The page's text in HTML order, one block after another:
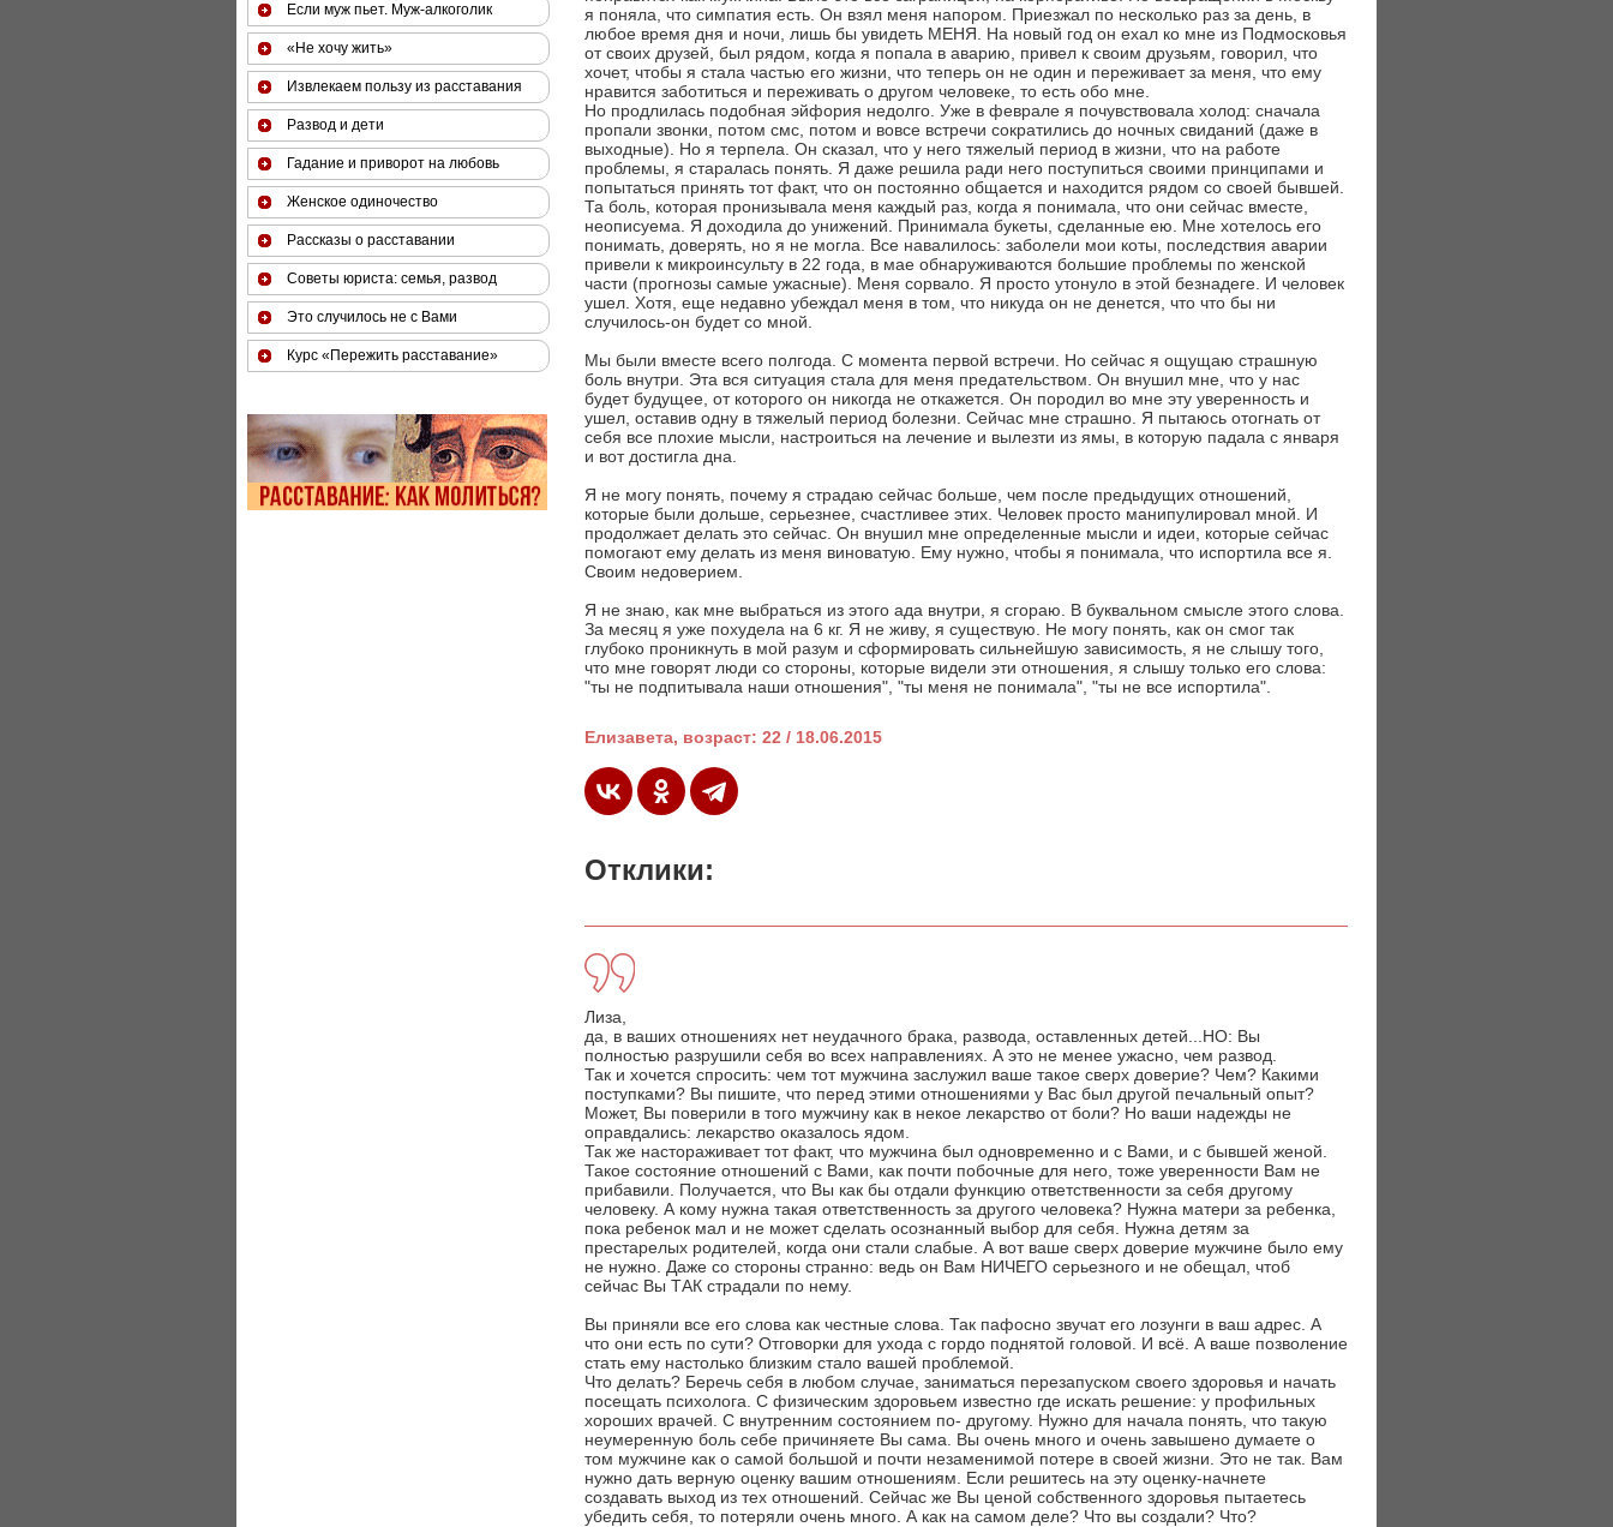
я поняла, что симпатия есть. Он взял меня напором. Приезжал по несколько раз за день, в
любое время дня и ночи, лишь бы увидеть МЕНЯ. На новый год он ехал ко мне из Подмосковья
от своих друзей, был рядом, когда я попала в аварию, привел к своим друзьям, говорил, что
хочет, чтобы я стала частью его жизни, что теперь он не один и переживает за меня, что ему
нравится заботиться и переживать о другом человеке, то есть обо мне.
Но продлилась подобная эйфория недолго. Уже в феврале я почувствовала холод: сначала
пропали звонки, потом смс, потом и вовсе встречи сократились до ночных свиданий (даже в
выходные). Но я терпела. Он сказал, что у него тяжелый период в жизни, что на работе
проблемы, я старалась понять. Я даже решила ради него поступиться своими принципами и
попытаться принять тот факт, что он постоянно общается и находится рядом со своей бывшей.
Та боль, которая пронизывала меня каждый раз, когда я понимала, что они сейчас вместе,
неописуема. Я доходила до унижений. Принимала букеты, сделанные ею. Мне хотелось его
понимать, доверять, но я не могла. Все навалилось: заболели мои коты, последствия аварии
привели к микроинсульту в 22 года, в мае обнаруживаются большие проблемы по женской
части (прогнозы самые ужасные). Меня сорвало. Я просто утонуло в этой безнадеге. И человек
ушел. Хотя, еще недавно убеждал меня в том, что никуда он не денется, что что бы ни
случилось-он будет со мной.
Мы были вместе всего полгода. С момента первой встречи. Но сейчас я ощущаю страшную
боль внутри. Эта вся ситуация стала для меня предательством. Он внушил мне, что у нас
будет будущее, от которого он никогда не откажется. Он породил во мне эту уверенность и
ушел, оставив одну в тяжелый период болезни. Сейчас мне страшно. Я пытаюсь отогнать от
себя все плохие мысли, настроиться на лечение и вылезти из ямы, в которую падала с января
и вот достигла дна.
Я не могу понять, почему я страдаю сейчас больше, чем после предыдущих отношений,
которые были дольше, серьезнее, счастливее этих. Человек просто манипулировал мной. И
продолжает делать это сейчас. Он внушил мне определенные мысли и идеи, которые сейчас
помогают ему делать из меня виноватую. Ему нужно, чтобы я понимала, что испортила все я.
Своим недоверием.
Я не знаю, как мне выбраться из этого ада внутри, я сгораю. В буквальном смысле этого слова.
За месяц я уже похудела на 6 кг. Я не живу, я существую. Не могу понять, как он смог так
глубоко проникнуть в мой разум и сформировать сильнейшую зависимость, я не слышу того,
что мне говорят люди со стороны, которые видели эти отношения, я слышу только его слова:
"ты не подпитывала наши отношения", "ты меня не понимала", "ты не все испортила".
Елизавета, возраст: 22 / 18.06.2015
Отклики:
Лиза,
да, в ваших отношениях нет неудачного брака, развода, оставленных детей...НО: Вы
полностью разрушили себя во всех направлениях. А это не менее ужасно, чем развод.
Так и хочется спросить: чем тот мужчина заслужил ваше такое сверх доверие? Чем? Какими
поступками? Вы пишите, что перед этими отношениями у Вас был другой печальный опыт?
Может, Вы поверили в того мужчину как в некое лекарство от боли? Но ваши надежды не
оправдались: лекарство оказалось ядом.
Так же настораживает тот факт, что мужчина был одновременно и с Вами, и с бывшей женой.
Такое состояние отношений с Вами, как почти побочные для него, тоже уверенности Вам не
прибавили. Получается, что Вы как бы отдали функцию ответственности за себя другому
человеку. А кому нужна такая ответственность за другого человека? Нужна матери за ребенка,
пока ребенок мал и не может сделать осознанный выбор для себя. Нужна детям за
престарелых родителей, когда они стали слабые. А вот ваше сверх доверие мужчине было ему
не нужно. Даже со стороны странно: ведь он Вам НИЧЕГО серьезного и не обещал, чтоб
сейчас Вы ТАК страдали по нему.
Вы приняли все его слова как честные слова. Так пафосно звучат его лозунги в ваш адрес. А
что они есть по сути? Отговорки для ухода с гордо поднятой головой. И всё. А ваше позволение
стать ему настолько близким стало вашей проблемой.
Что делать? Беречь себя в любом случае, заниматься перезапуском своего здоровья и начать
посещать психолога. С физическим здоровьем известно где искать решение: у профильных
хороших врачей. С внутренним состоянием по- другому. Нужно для начала понять, что такую
неумеренную боль себе причиняете Вы сама. Вы очень много и очень завышено думаете о
том мужчине как о самой большой и почти незаменимой потере в своей жизни. Это не так. Вам
нужно дать верную оценку вашим отношениям. Если решитесь на эту оценку-начнете
создавать выход из тех отношений. Сейчас же Вы ценой собственного здоровья пытаетесь
убедить себя, то потеряли очень много. А как на самом деле? Что вы создали? Что?
Если муж пьет. Муж-алкоголик
«Не хочу жить»
Извлекаем пользу из расставания
Развод и дети
Гадание и приворот на любовь
Женское одиночество
Рассказы о расставании
Советы юриста: семья, развод
Это случилось не с Вами
Курс «Пережить расставание»